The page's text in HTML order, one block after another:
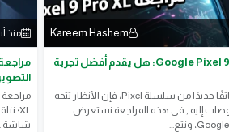
Kareem Hashem
🚀 مراجعة Google Pixel 9 Pro XL: هل يقدم أفضل تجربة
عندما تطلق جوجل هاتفًا جديدًا من سلسلة Pixel، فإن الأنظار تتجه
وصلت إليه , في هذه المراجعة نستعرض
منذ
شاشة Super Actua، وتجربة نظام...